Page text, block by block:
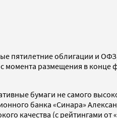
пятилетние облигации и
момента размещения в
бумаги не самого
банка «Синара»
качества (с рейтингами